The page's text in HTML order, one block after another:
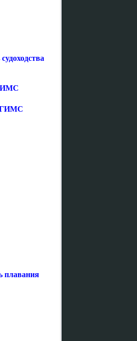
ГИМС
плавания